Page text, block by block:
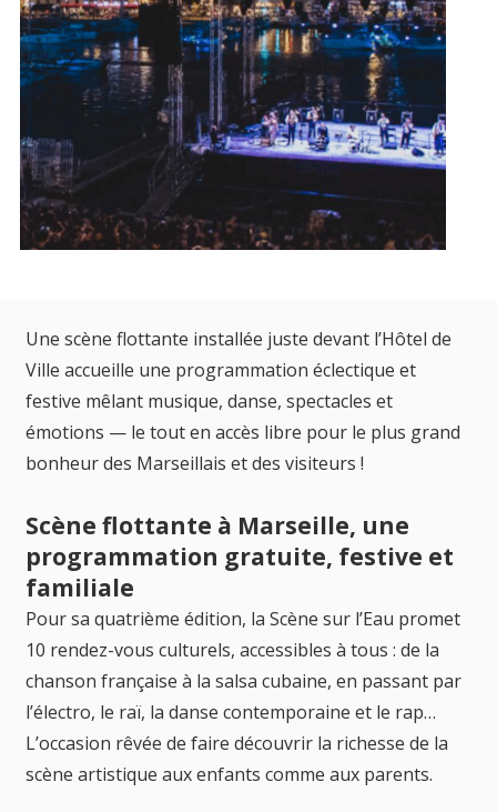
Une scène flottante installée juste devant l’Hôtel de
Ville accueille une programmation éclectique et
festive mêlant musique, danse, spectacles et
émotions — le tout en accès libre pour le plus grand
bonheur des Marseillais et des visiteurs !
Scène flottante à Marseille, une
programmation gratuite, festive et
familiale
Pour sa quatrième édition, la Scène sur l’Eau promet
10 rendez-vous culturels, accessibles à tous : de la
chanson française à la salsa cubaine, en passant par
l’électro, le raï, la danse contemporaine et le rap…
L’occasion rêvée de faire découvrir la richesse de la
scène artistique aux enfants comme aux parents.